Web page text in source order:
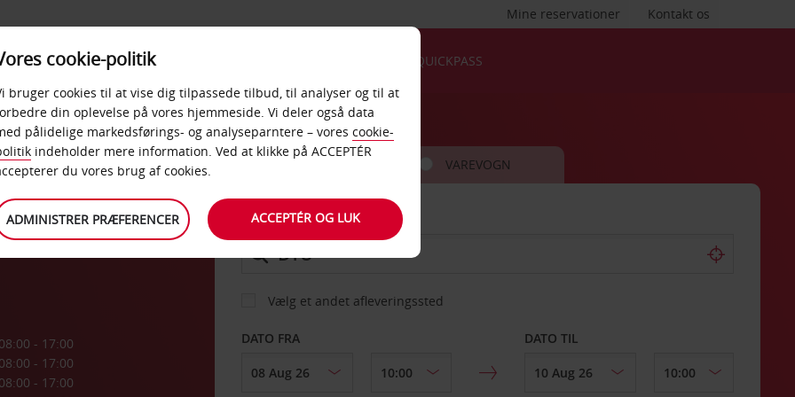
Kontakt os
Mine reservationer
PRODUKTER &
KONTORER
QUICKPASS
08:00 - 17:00
08:00 - 17:00
08:00 - 17:00
BIL VAREVOGN
AFHENT FRA
Vælg et andet afleveringssted
DATO FRA DATO TIL
cookie-politik
bruger cookies til at vise dig tilpassede tilbud, til analyser og til at
din oplevelse på vores hjemmeside. Vi deler også data
pålidelige markedsførings- og analyseparntere – vores cookie-
indeholder mere information. Ved at klikke på ACCEPTÉR
du vores brug af cookies.
ADMINISTRER PRÆFERENCER ACCEPTÉR OG LUK